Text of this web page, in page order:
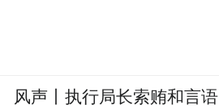
风声丨执行局长索贿和言语